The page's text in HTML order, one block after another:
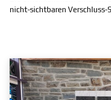
nicht-sichtbaren Verschluss-